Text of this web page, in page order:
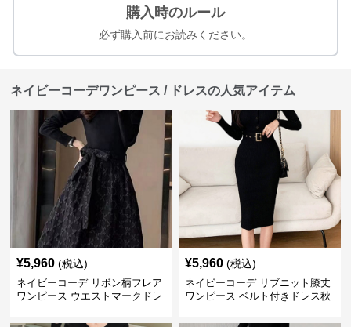
購入時のルール
必ず購入前にお読みください。
ネイビーコーデワンピース / ドレスの人気アイテム
¥5,960 (税込)
ネイビーコーデ リボン柄フレア
ワンピース ウエストマークドレ
¥5,960 (税込)
ネイビーコーデ リブニット膝丈
ワンピース ベルト付きドレス秋